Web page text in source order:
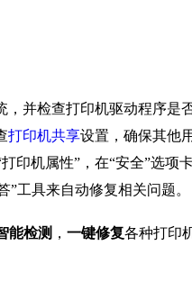
，并检查打印机驱动程序是
打印机共享设置，确保其他
印机属性”，在“安全”选项
工具来自动修复相关问题。
能检测 ， 一键修复各种打印